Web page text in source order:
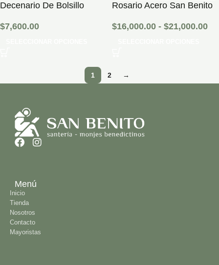
Decenario De Bolsillo
$7,600.00
Rosario Acero San Benito
$16,000.00 - $21,000.00
1 2 →
Menú
Inicio
Tienda
Nosotros
Contacto
Mayoristas